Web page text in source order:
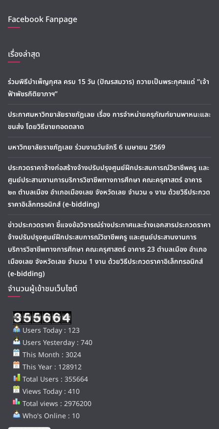
Facebook Fanpage
เรื่องล่าสุด
ร่วมพิธีบำเพ็ญกุศล ครบ 15 วัน (ปัณรสมวาร) ถวายเป็นพระกุศลแด่ “เจ้า
ฟ้าพัชรกิติยาภาฯ”
ประกาศมหาวิทยาลัยราชภัฏเลย เรื่อง การจำหน่ายครุภัณฑ์ยานพาหนะและ
ขนส่ง โดยวิธีขายทอดตลาด
มหาวิทยาลัยราชภัฏเลย ร่วมงานวันจักรี 6 เมษายน 2569
ประกวดราคาจ้างก่อสร้างจ้างปรับปรุงศูนย์ฝึกประสบการณ์วิชาชีพครู และ
ศูนย์ประสานงานการบริการวิชาชีพทางการศึกษา คณะครุศาสตร์ อาคาร
๒๓ ตำบลเมือง อำเภอเมืองเลย จังหวัดเลย จำนวน ๑ งาน ด้วยวิธีประกวด
ราคาอิเล็กทรอนิกส์ (e-bidding)
ข่าวประกวดราคา ชี้แจงข้อวิจารณ์ร่างประกาศและร่างเอกสารประกวดราคา
จ้างปรับปรุงศูนย์ฝึกประสบการณ์วิชาชีพครู และศูนย์ประสานงานการ
บริการวิชาชีพทางการศึกษา คณะครุศาสตร์ อาคาร 23 ตำบลเมือง อำเภอ
เมืองเลย จังหวัดเลย จำนวน 1 งาน ด้วยวิธีประกวดราคาอิเล็กทรอนิกส์
(e-bidding)
จำนวนผู้เข้าชมเว็บไซต์
Users Today : 123
Users Yesterday : 740
This Month : 3024
This Year : 128912
Total Users : 355664
Views Today : 410
Total views : 2976200
Who's Online : 10